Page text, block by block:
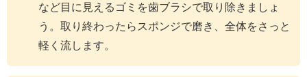
など目に見えるゴミを歯ブラシで取り除きましょ
う。取り終わったらスポンジで磨き、全体をさっと
軽く流します。